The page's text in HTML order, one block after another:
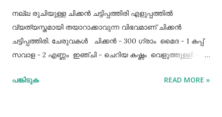
നല്ല രുചിയുള്ള ചിക്കൻ ചട്ടിപ്പത്തിരി എളുപ്പത്തിൽ
വ്യത്യസ്തമായി തയാറാക്കാവുന്ന വിഭവമാണ് ചിക്കൻ
ചട്ടിപ്പത്തിരി. ചേരുവകൾ ചിക്കൻ - 300 ഗ്രാം മൈദ - 1 കപ്പ്‌
സവാള - 2 എണ്ണം ഇഞ്ചി - ചെറിയ കഷ്ണം വെളുത്തുള്ളി - 5
വിധം ചിക്കൻ കുറച്ച് ഉപ്പും കുരുമുളകുപൊടിയും
പങ്കിടുക READ MORE »